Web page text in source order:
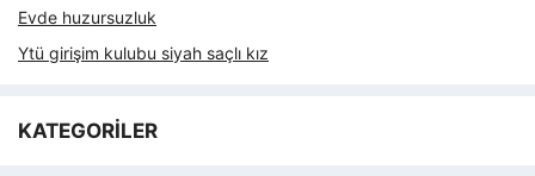
Evde huzursuzluk
Ytü girişim kulubu siyah saçlı kız
KATEGORİLER